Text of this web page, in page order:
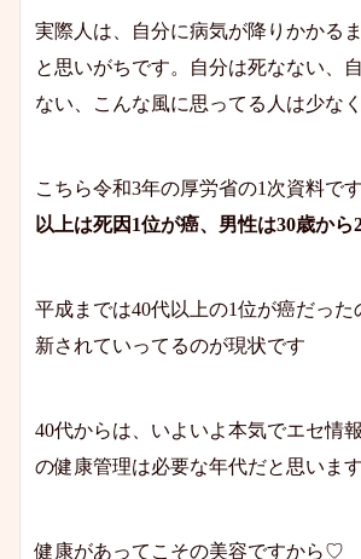
実際人は、自分に病気が降りかかる
と思いがちです。自分は死なない、
ない、こんな風に思ってる人は少な
こちら令和3年の厚労省の1次資料です
以上は死因1位が癌、男性は30歳から
平成までは40代以上の1位が癌だった
新されていってるのが現状です
40代からは、いよいよ本気でエセ情
の健康管理は必要な年代だと思います
健康があってこその美容ですから♡